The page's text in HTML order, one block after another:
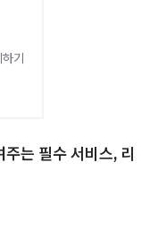
기
는 필수 서비스, 리